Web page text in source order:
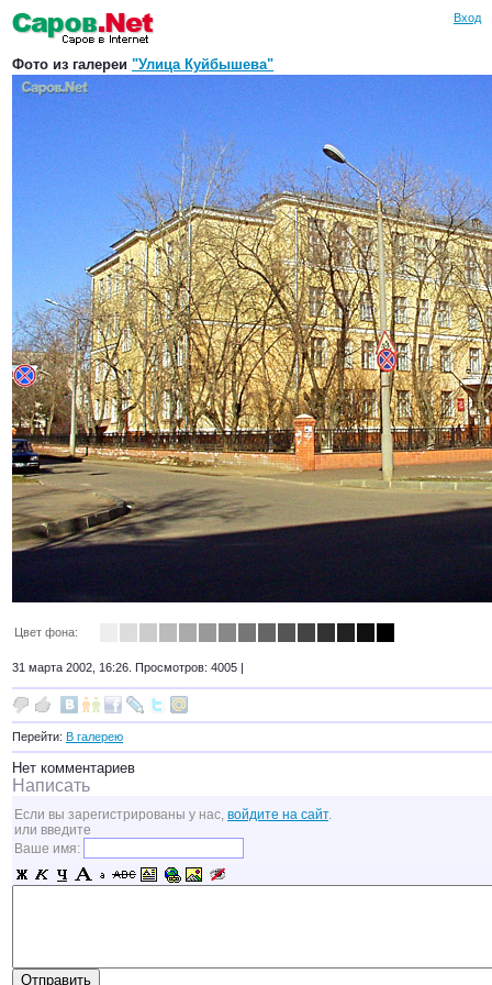
Вход
Фото из галереи "Улица Куйбышева"
Цвет фона:
31 марта 2002, 16:26. Просмотров: 4005 |
Перейти: В галерею
Нет комментариев
Написать
Если вы зарегистрированы у нас, войдите на сайт.
или введите
Ваше имя: